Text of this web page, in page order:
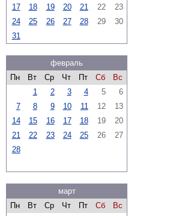
17
18 19 20 21 22
23
24
25 26 27 28 29
30
31
февраль
Пн
Вт Ср Чт Пт Сб
Вс
1
2 3 4 5
6
7
8 9 10 11 12
13
14
15 16 17 18 19
20
21
22 23 24 25 26
27
28
март
Пн
Вт Ср Чт Пт Сб
Вс